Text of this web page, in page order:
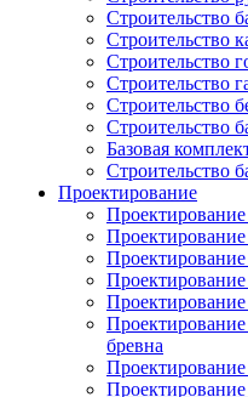
Строительство
Строительство
Строительство
Строительство
Строительство
Строительство
Базовая
Строительство
Проектирование
Проектирование
Проектирование
Проектирование
Проектирование
бревна